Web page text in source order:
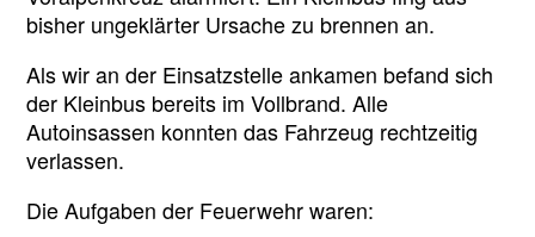
bisher ungeklärter Ursache zu brennen an.
Als wir an der Einsatzstelle ankamen befand sich
der Kleinbus bereits im Vollbrand. Alle
Autoinsassen konnten das Fahrzeug rechtzeitig
verlassen.
Die Aufgaben der Feuerwehr waren: